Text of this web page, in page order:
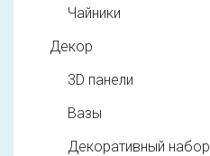
Чайники
Декор
3D панели
Вазы
Декоративный набор